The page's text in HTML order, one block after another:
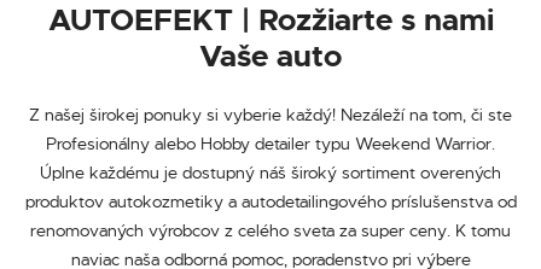
AUTOEFEKT | Rozžiarte s nami
Vaše auto
Z našej širokej ponuky si vyberie každý! Nezáleží na tom, či ste
Profesionálny alebo Hobby detailer typu Weekend Warrior.
Úplne každému je dostupný náš široký sortiment overených
produktov autokozmetiky a autodetailingového príslušenstva od
renomovaných výrobcov z celého sveta za super ceny. K tomu
naviac naša odborná pomoc, poradenstvo pri výbere